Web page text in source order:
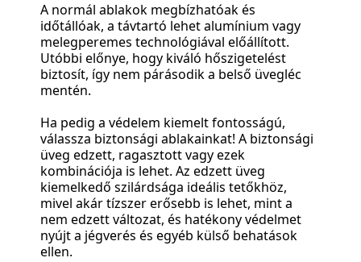
A normál ablakok megbízhatóak és
időtállóak, a távtartó lehet alumínium vagy
melegperemes technológiával előállított.
Utóbbi előnye, hogy kiváló hőszigetelést
biztosít, így nem párásodik a belső üvegléc
mentén.
Ha pedig a védelem kiemelt fontosságú,
válassza biztonsági ablakainkat! A biztonsági
üveg edzett, ragasztott vagy ezek
kombinációja is lehet. Az edzett üveg
kiemelkedő szilárdsága ideális tetőkhöz,
mivel akár tízszer erősebb is lehet, mint a
nem edzett változat, és hatékony védelmet
nyújt a jégverés és egyéb külső behatások
ellen.